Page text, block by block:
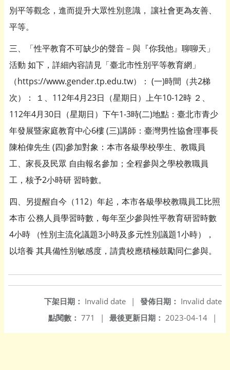
別平等觀念，進而提升大眾性別意識， 讓社會更為友善、
平等。
三、「性平教育不可缺少的聲音－與『你我他』聊聊天」
活動 如下，詳細內容請見「臺北市性別平等教育網」
（https://www.gender.tp.edu.tw）： (一)時間（共2梯
次）： １、112年4月23日（星期日）上午10-12時 ２、
112年4月30日（星期日）下午1-3時(二)地點：臺北市青少
年發展暨家庭教育中心6樓 (三)講師：臺灣男性協會理事長
陳柏偉先生 (四)參加對象：本市各級學校學生、教職員
工、家長及民眾 自由報名參加；全程參與之學校教職員
工，核予2小時研 習時數。
四、另提醒自今（112）年起，本市各級學校教職員工比照
本市 公務人員學習時數，每年至少參與性平教育研習時數
4小時 （性別主流化議題3小時及多元性別議題1小時），
以培養 其具備性別敏感度，請貴校應積極鼓勵同仁參與。
發佈日期： Invalid date
下架日期： Invalid date
|
最後更新日期： 2023-04-14 |
點閱數： 771 |